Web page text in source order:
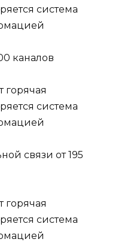
каналов
связи от 195